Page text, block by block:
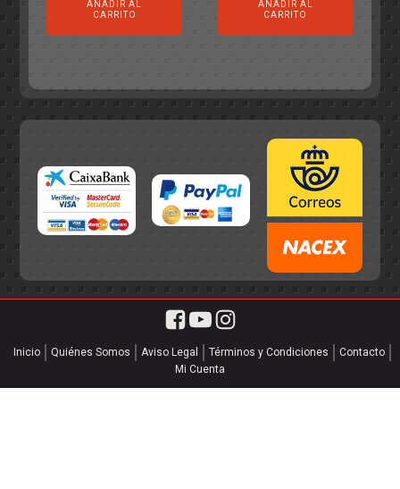
era:
AÑADIR AL
CARRITO
original
era:
actual
es:
AÑADIR AL
CARRITO
Inicio Quiénes Somos Aviso Legal Términos y Condiciones
Contacto
Mi Cuenta